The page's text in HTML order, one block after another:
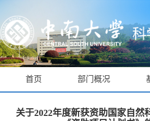
首页 部门概况
关于2022年度新获资助国家自然